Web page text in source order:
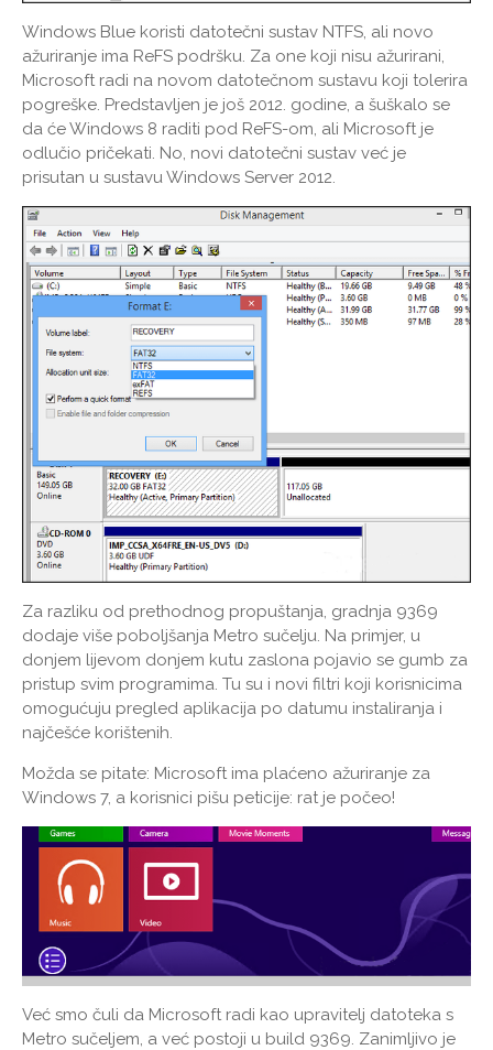
Windows Blue koristi datotečni sustav NTFS, ali novo
ažuriranje ima ReFS podršku. Za one koji nisu ažurirani,
Microsoft radi na novom datotečnom sustavu koji tolerira
pogreške. Predstavljen je još 2012. godine, a šuškalo se
da će Windows 8 raditi pod ReFS-om, ali Microsoft je
odlučio pričekati. No, novi datotečni sustav već je
prisutan u sustavu Windows Server 2012.
Za razliku od prethodnog propuštanja, gradnja 9369
dodaje više poboljšanja Metro sučelju. Na primjer, u
donjem lijevom donjem kutu zaslona pojavio se gumb za
pristup svim programima. Tu su i novi filtri koji korisnicima
omogućuju pregled aplikacija po datumu instaliranja i
najčešće korištenih.
Možda se pitate: Microsoft ima plaćeno ažuriranje za
Windows 7, a korisnici pišu peticije: rat je počeo!
Već smo čuli da Microsoft radi kao upravitelj datoteka s
Metro sučeljem, a već postoji u build 9369. Zanimljivo je